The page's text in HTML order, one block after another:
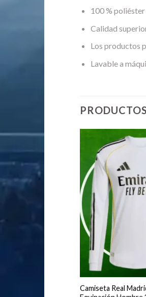
100 % poliéster
Calidad
Los productos
Lavable a
Camiseta Real